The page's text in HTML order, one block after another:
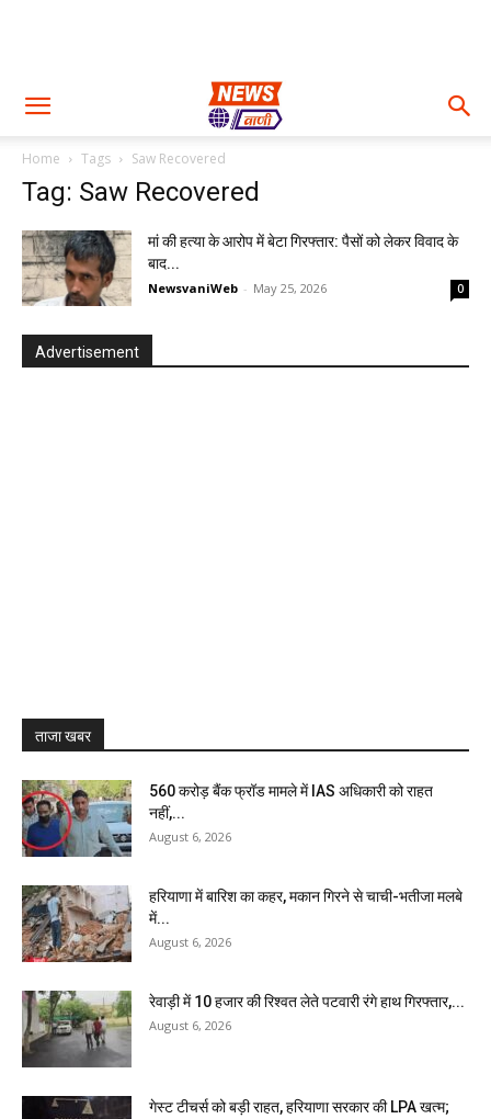
Home Tags Saw Recovered
Tag: Saw Recovered
मां की हत्या के आरोप में बेटा गिरफ्तार: पैसों को लेकर विवाद के
बाद...
NewsvaniWeb - May 25, 2026 0
Advertisement
ताजा खबर
₹560 करोड़ बैंक फ्रॉड मामले में IAS अधिकारी को राहत
नहीं,...
August 6, 2026
हरियाणा में बारिश का कहर, मकान गिरने से चाची-भतीजा मलबे
में...
August 6, 2026
रेवाड़ी में 10 हजार की रिश्वत लेते पटवारी रंगे हाथ गिरफ्तार,...
August 6, 2026
गेस्ट टीचर्स को बड़ी राहत, हरियाणा सरकार की LPA खत्म;